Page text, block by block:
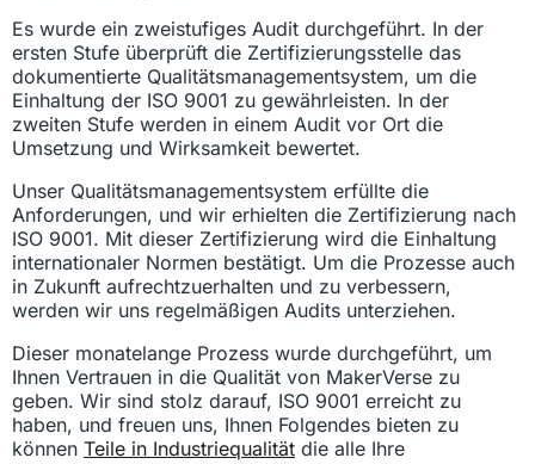
Es wurde ein zweistufiges Audit durchgeführt. In der
ersten Stufe überprüft die Zertifizierungsstelle das
dokumentierte Qualitätsmanagementsystem, um die
Einhaltung der ISO 9001 zu gewährleisten. In der
zweiten Stufe werden in einem Audit vor Ort die
Umsetzung und Wirksamkeit bewertet.
Unser Qualitätsmanagementsystem erfüllte die
Anforderungen, und wir erhielten die Zertifizierung nach
ISO 9001. Mit dieser Zertifizierung wird die Einhaltung
internationaler Normen bestätigt. Um die Prozesse auch
in Zukunft aufrechtzuerhalten und zu verbessern,
werden wir uns regelmäßigen Audits unterziehen.
Dieser monatelange Prozess wurde durchgeführt, um
Ihnen Vertrauen in die Qualität von MakerVerse zu
geben. Wir sind stolz darauf, ISO 9001 erreicht zu
haben, und freuen uns, Ihnen Folgendes bieten zu
können Teile in Industriequalität die alle Ihre